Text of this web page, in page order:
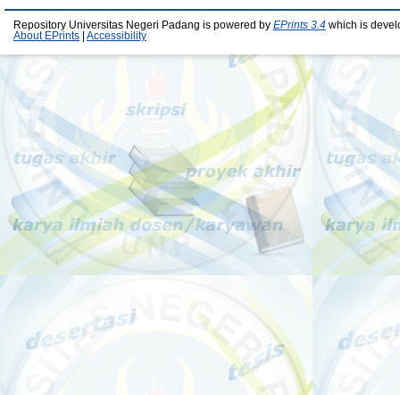
Repository Universitas Negeri Padang is powered by EPrints 3.4 which is
About EPrints
Accessibility